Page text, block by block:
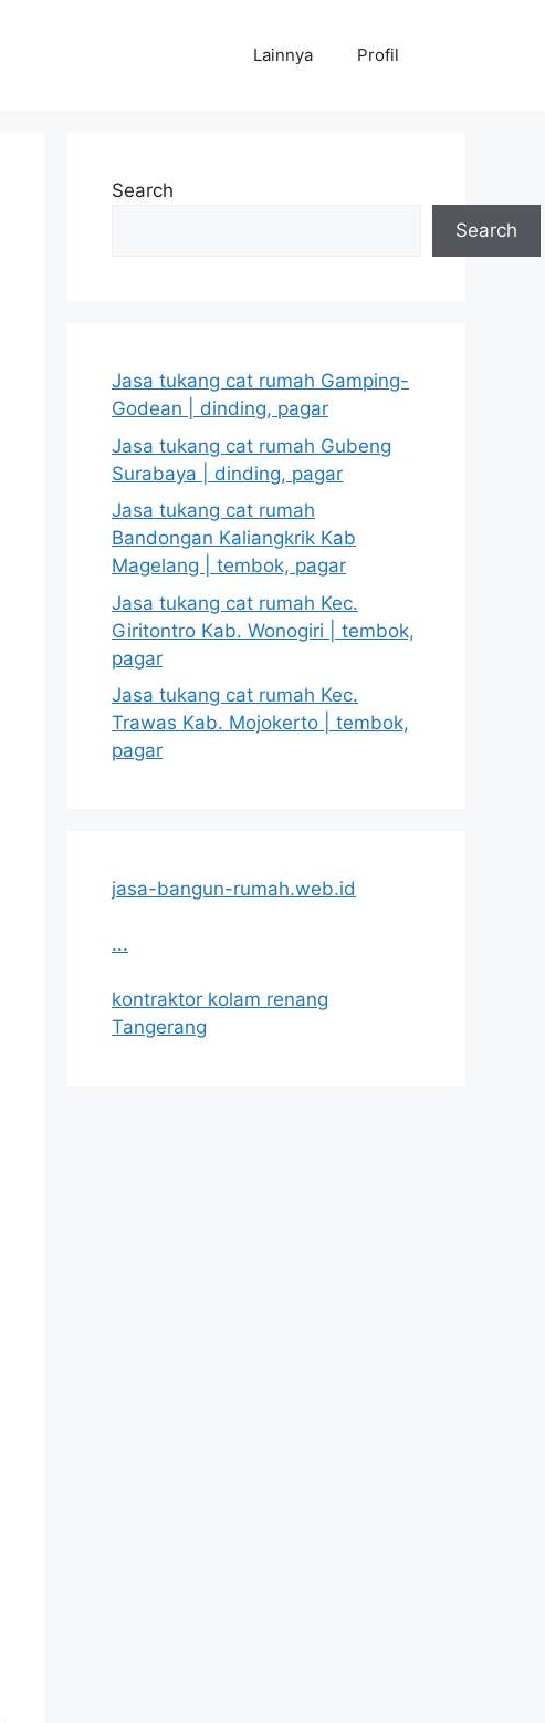
Lainnya Profil
Search
Search
Jasa tukang cat rumah Gamping-
Godean | dinding, pagar
Jasa tukang cat rumah Gubeng
Surabaya | dinding, pagar
Jasa tukang cat rumah
Bandongan Kaliangkrik Kab
Magelang | tembok, pagar
Jasa tukang cat rumah Kec.
Giritontro Kab. Wonogiri | tembok,
pagar
Jasa tukang cat rumah Kec.
Trawas Kab. Mojokerto | tembok,
pagar
jasa-bangun-rumah.web.id
...
kontraktor kolam renang
Tangerang